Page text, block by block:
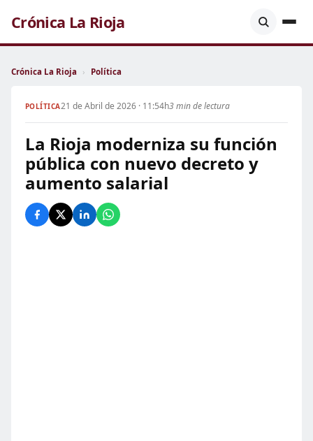
Crónica La Rioja
Crónica La Rioja › Política
POLÍTICA21 de Abril de 2026 · 11:54h3 min de lectura
La Rioja moderniza su función
pública con nuevo decreto y
aumento salarial